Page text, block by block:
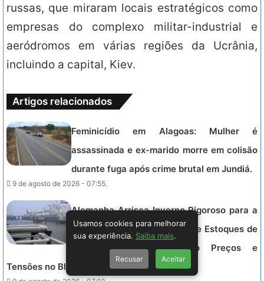
russas, que miraram locais estratégicos como
empresas do complexo militar-industrial e
aeródromos em várias regiões da Ucrânia,
incluindo a capital, Kiev.
Artigos relacionados
Feminicídio em Alagoas: Mulher é
assassinada e ex-marido morre em colisão
durante fuga após crime brutal em Jundiá.
9 de agosto de 2026 - 07:55.
Alemanha Arrisca Inverno Rigoroso para a
UE ao Ignorar Necessidade de Estoques de
Gás Natural, Aumentando Preços e
Tensões no Bloco Europeu.
Usamos cookies para melhorar
sua experiência. Saiba mais.
Recusar Aceitar